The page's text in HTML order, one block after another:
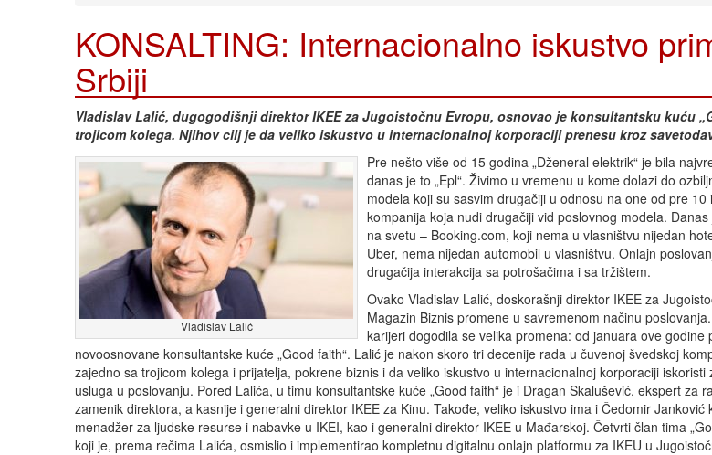
KONSALTING: Internacionalno iskustvo
Srbiji
Vladislav Lalić, dugogodišnji direktor IKEE za Jugoistočnu Evropu, osnovao je konsultantsku kuću
trojicom kolega. Njihov cilj je da veliko iskustvo u internacionalnoj korporaciji prenesu kroz
Vladislav Lalić
Pre nešto više od 15 godina „Dženeral elektrik“ je bila
danas je to „Epl“. Živimo u vremenu u kome dolazi do
modela koji su sasvim drugačiji u odnosu na one od pre 10
kompanija koja nudi drugačiji vid poslovnog modela.
na svetu – Booking.com, koji nema u vlasništvu nijedan
Uber, nema nijedan automobil u vlasništvu. Onlajn
drugačija interakcija sa potrošačima i sa tržištem.
Ovako Vladislav Lalić, doskorašnji direktor IKEE za
Magazin Biznis promene u savremenom načinu
karijeri dogodila se velika promena: od januara ove
novoosnovane konsultantske kuće „Good faith“. Lalić je nakon skoro tri decenije rada u čuvenoj švedskoj
zajedno sa trojicom kolega i prijatelja, pokrene biznis i da veliko iskustvo u internacionalnoj korporaciji iskoristi
usluga u poslovanju. Pored Lalića, u timu konsultantske kuće „Good faith“ je i Dragan Skalušević, ekspert za
zamenik direktora, a kasnije i generalni direktor IKEE za Kinu. Takođe, veliko iskustvo ima i Čedomir Janković
menadžer za ljudske resurse i nabavke u IKEI, kao i generalni direktor IKEE u Mađarskoj. Četvrti član tima
koji je, prema rečima Lalića, osmislio i implementirao kompletnu digitalnu onlajn platformu za IKEU u